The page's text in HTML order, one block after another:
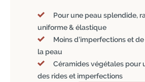
Pour une peau splendide,
uniforme & élastique
Moins d’imperfections et
la peau
Céramides végétales pour
des rides et imperfections